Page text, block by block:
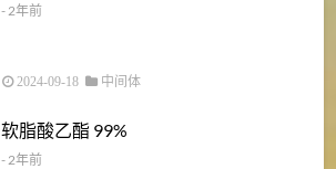
- 2年前
2024-09-18 中间体
软脂酸乙酯 99%
- 2年前